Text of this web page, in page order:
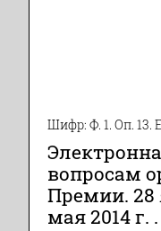
Шифр: Ф. 1. Оп. 13.
вопросам
Премии. 28
мая 2014 г. .